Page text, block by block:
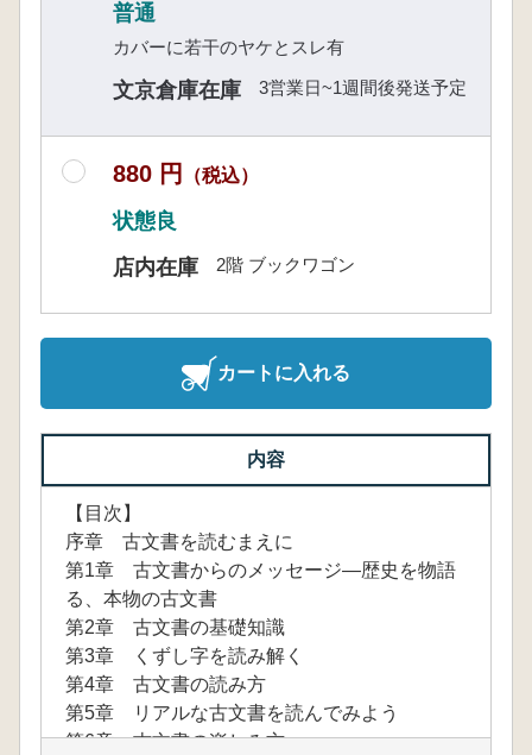
普通
カバーに若干のヤケとスレ有
文京倉庫在庫 3営業日~1週間後発送予定
880 円 （税込）
状態良
店内在庫
2階 ブックワゴン
カートに入れる
内容
【目次】
序章 古文書を読むまえに
第1章 古文書からのメッセージ—歴史を物語
る、本物の古文書
第2章 古文書の基礎知識
第3章 くずし字を読み解く
第4章 古文書の読み方
第5章 リアルな古文書を読んでみよう
第6章 古文書の楽しみ方